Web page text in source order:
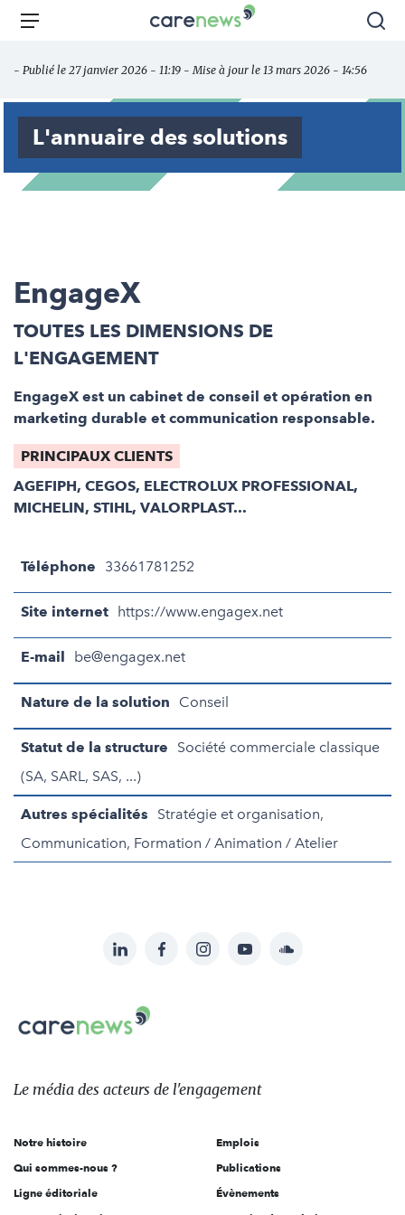
Aller
principal
Carenews,
des
acteurs
l'engagement
Menu
- Publié le 27 janvier 2026 - 11:19 - Mise à jour le 13 mars 2026 - 14:56
L'annuaire des solutions
EngageX
TOUTES LES DIMENSIONS DE
L'ENGAGEMENT
EngageX est un cabinet de conseil et opération en
marketing durable et communication responsable.
PRINCIPAUX CLIENTS
AGEFIPH, CEGOS, ELECTROLUX PROFESSIONAL,
MICHELIN, STIHL, VALORPLAST...
Téléphone 33661781252
Site internet https://www.engagex.net
E-mail be@engagex.net
Nature de la solution Conseil
Statut de la structure
Société commerciale classique
(SA, SARL, SAS, ...)
Autres spécialités
Stratégie et organisation,
Communication, Formation / Animation / Atelier
sur:
LinkedInFacebookInstagramYouTubeSoundcloud
Carenews,
Le
des
l'engagement
Le média des acteurs de l'engagement
Notre histoire
Qui sommes-nous ?
Ligne éditoriale
Emplois
Publications
Évènements